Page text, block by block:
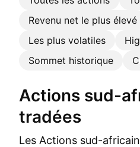
Revenu net le plus élevé
Les plus volatiles
Sommet historique
Actions sud-africaines les plus activement
tradées
Les Actions sud-